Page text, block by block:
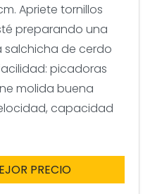
Apriete tornillos
preparando una
de cerdo
picadoras
molida buena
capacidad
PRECIO